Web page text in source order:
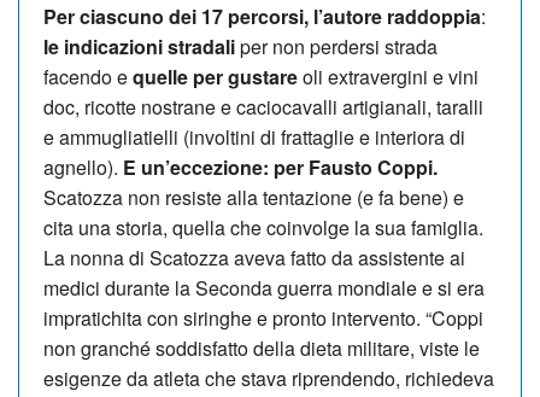
Per ciascuno dei 17 percorsi, l’autore raddoppia:
le indicazioni stradaliper non perdersi strada
facendo equelle per gustareoli extravergini e vini
doc, ricotte nostrane e caciocavalli artigianali, taralli
e ammugliatielli (involtini di frattaglie e interiora di
agnello). E un’eccezione: per Fausto Coppi.
Scatozza non resiste alla tentazione (e fa bene) e
cita una storia, quella che coinvolge la sua famiglia.
La nonna di Scatozza aveva fatto da assistente ai
medici durante la Seconda guerra mondiale e si era
impratichita con siringhe e pronto intervento. “Coppi
non granché soddisfatto della dieta militare, viste le
esigenze da atleta che stava riprendendo, richiedeva